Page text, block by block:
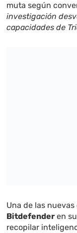
muta según
investigación
capacidades de
Una de las
Bitdefender en
recopilar